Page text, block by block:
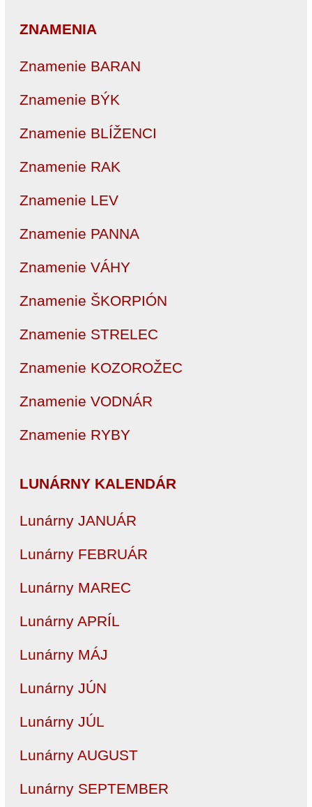
ZNAMENIA
Znamenie BARAN
Znamenie BÝK
Znamenie BLÍŽENCI
Znamenie RAK
Znamenie LEV
Znamenie PANNA
Znamenie VÁHY
Znamenie ŠKORPIÓN
Znamenie STRELEC
Znamenie KOZOROŽEC
Znamenie VODNÁR
Znamenie RYBY
LUNÁRNY KALENDÁR
Lunárny JANUÁR
Lunárny FEBRUÁR
Lunárny MAREC
Lunárny APRÍL
Lunárny MÁJ
Lunárny JÚN
Lunárny JÚL
Lunárny AUGUST
Lunárny SEPTEMBER